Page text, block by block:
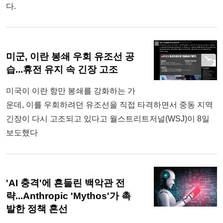
다.
미군, 이란 봉쇄 우회 유조선 공
습...휴전 유지 속 긴장 고조
미국이 이란 항만 봉쇄를 강화하는 가
운데, 이를 우회하려던 유조선을 직접 타격하면서 중동 지역
긴장이 다시 고조되고 있다고 월스트리트저널(WSJ)이 8일
보도했다
'AI 충격'에 흔들린 백악관 전
략...Anthropic 'Mythos'가 촉
발한 정책 혼선